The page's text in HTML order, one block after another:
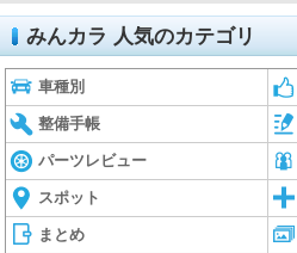
みんカラ 人気のカテゴリ
車種別
整備手帳
パーツレビュー
スポット
まとめ